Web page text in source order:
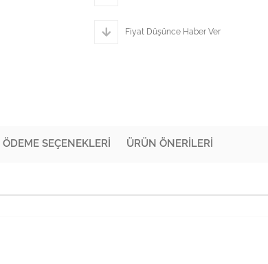
Fiyat Düşünce Haber Ver
ÖDEME SEÇENEKLERI ÜRÜN ÖNERILERI